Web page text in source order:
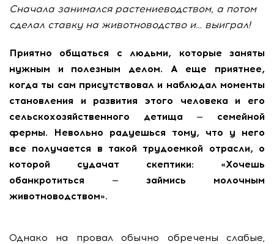
Сначала занимался растениеводством, а потом
сделал ставку на животноводство и… выиграл!
Приятно общаться с людьми, которые заняты
нужным и полезным делом. А еще приятнее,
когда ты сам присутствовал и наблюдал моменты
становления и развития этого человека и его
сельскохозяйственного детища — семейной
фермы. Невольно радуешься тому, что у него
все получается в такой трудоемкой отрасли, о
которой судачат скептики: «Хочешь
обанкротиться — займись молочным
животноводством».
Однако на провал обычно обречены слабые,